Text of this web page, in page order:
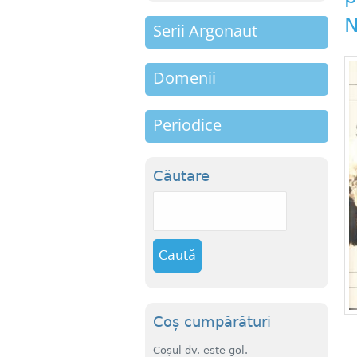
e
n
Serii Argonaut
Domenii
Periodice
Căutare
t
ă
Coș cumpărături
Coșul dv. este gol.